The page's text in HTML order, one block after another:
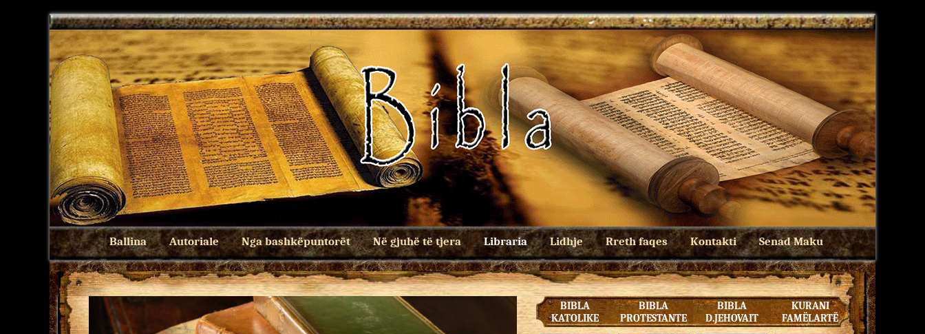
Ballina Autoriale Nga bashkëpuntorët Në gjuhë të tjera Libraria Lidhje Rreth faqes Kontakti Senad Maku
BIBLA
KATOLIKE
BIBLA
PROTESTANTE
BIBLA
D.JEHOVAIT
KURANI
FAMËLARTË